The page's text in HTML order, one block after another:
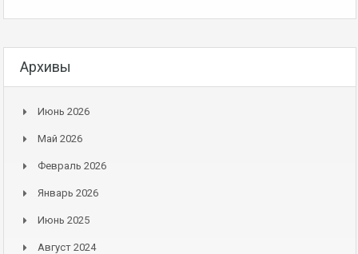
Архивы
Июнь 2026
Май 2026
Февраль 2026
Январь 2026
Июнь 2025
Август 2024